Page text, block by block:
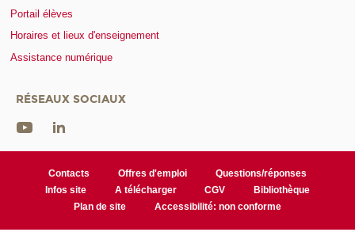
Portail élèves
Horaires et lieux d'enseignement
Assistance numérique
RÉSEAUX SOCIAUX
Contacts Offres d'emploi
Questions/réponses
Infos site
A télécharger CGV
Bibliothèque
Plan de site
Accessibilité: non conforme